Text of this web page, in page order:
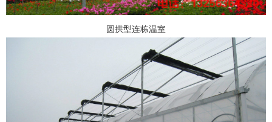
圆拱型连栋温室